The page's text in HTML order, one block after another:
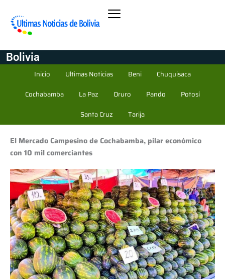
Bolivia
Inicio Ultimas Noticias Beni
Chuquisaca
Cochabamba
La Paz Oruro Pando
Potosí
Santa Cruz
Tarija
El Mercado Campesino de Cochabamba, pilar económico
con 10 mil comerciantes